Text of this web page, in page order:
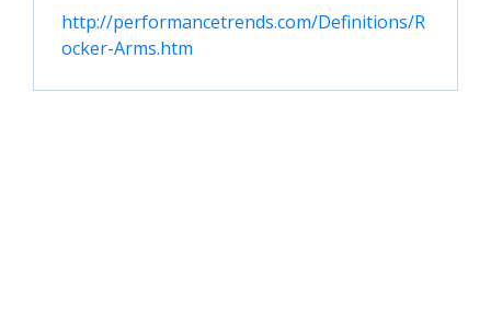
http://performancetrends.com/Definitions/R
ocker-Arms.htm